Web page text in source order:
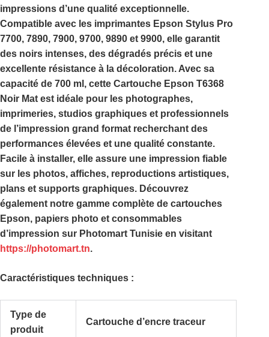
impressions d’une qualité exceptionnelle.
Compatible avec les imprimantes Epson Stylus Pro
7700, 7890, 7900, 9700, 9890 et 9900, elle garantit
des noirs intenses, des dégradés précis et une
excellente résistance à la décoloration. Avec sa
capacité de 700 ml , cette Cartouche Epson T6368
Noir Mat est idéale pour les photographes,
imprimeries, studios graphiques et professionnels
de l’impression grand format recherchant des
performances élevées et une qualité constante.
Facile à installer, elle assure une impression fiable
sur les photos, affiches, reproductions artistiques,
plans et supports graphiques. Découvrez
également notre gamme complète de cartouches
Epson, papiers photo et consommables
d’impression sur Photomart Tunisie en visitant
https://photomart.tn.
Caractéristiques techniques :
Type de
produit
Cartouche d’encre traceur